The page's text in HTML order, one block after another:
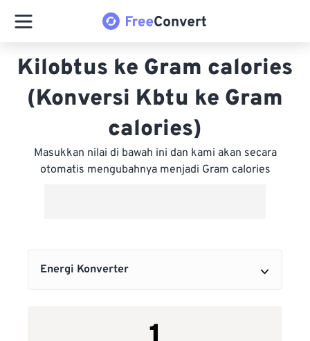
Kilobtus ke Gram calories
(Konversi Kbtu ke Gram
calories)
Masukkan nilai di bawah ini dan kami akan secara
otomatis mengubahnya menjadi Gram calories